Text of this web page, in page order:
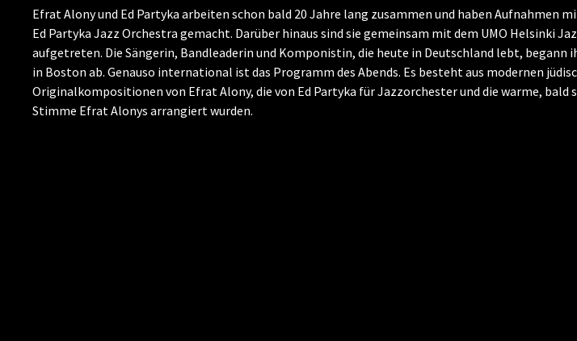
Efrat Alony und Ed Partyka arbeiten schon bald 20 Jahre lang zusammen und haben Aufnahmen
Ed Partyka Jazz Orchestra gemacht. Darüber hinaus sind sie gemeinsam mit dem UMO Helsinki
aufgetreten. Die Sängerin, Bandleaderin und Komponistin, die heute in Deutschland lebt, begann
in Boston ab. Genauso international ist das Programm des Abends. Es besteht aus modernen
Originalkompositionen von Efrat Alony, die von Ed Partyka für Jazzorchester und die warme,
Stimme Efrat Alonys arrangiert wurden.